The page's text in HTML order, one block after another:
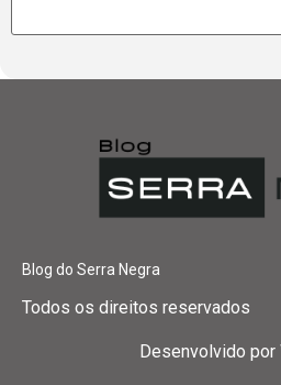
Blog do Serra Negra
Todos os direitos reservados
Desenvolvido por